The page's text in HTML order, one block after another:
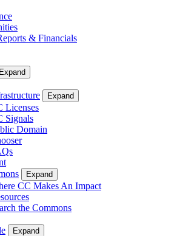
& Financials
Expand
Expand
Licenses
Signals
Domain
Expand
CC Makes An Impact
the Commons
Expand